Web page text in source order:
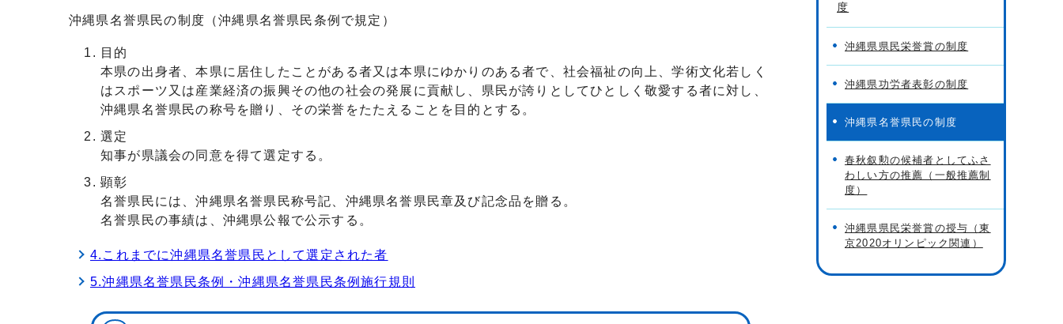
沖縄県名誉県民の制度（沖縄県名誉県民条例で規定）
目的
本県の出身者、本県に居住したことがある者又は本県にゆかりのある者で、社会福祉の向上、学術文化若しく
はスポーツ又は産業経済の振興その他の社会の発展に貢献し、県民が誇りとしてひとしく敬愛する者に対し、
沖縄県名誉県民の称号を贈り、その栄誉をたたえることを目的とする。
選定
知事が県議会の同意を得て選定する。
顕彰
名誉県民には、沖縄県名誉県民称号記、沖縄県名誉県民章及び記念品を贈る。
名誉県民の事績は、沖縄県公報で公示する。
4.これまでに沖縄県名誉県民として選定された者
5.沖縄県名誉県民条例・沖縄県名誉県民条例施行規則
度
沖縄県県民栄誉賞の制度
沖縄県功労者表彰の制度
沖縄県名誉県民の制度
春秋叙勲の候補者としてふさ
わしい方の推薦（一般推薦制
度）
沖縄県県民栄誉賞の授与（東
京2020オリンピック関連）